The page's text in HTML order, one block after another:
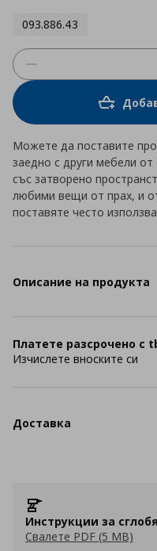
093.886.43
Можете да поставите
заедно с други мебели от
със затворено
любими вещи от прах, и
поставяте често
Описание на продукта
Платете разсрочено с
Изчислете вноските си
Доставка
Инструкции за
Свалете PDF (5 MB)